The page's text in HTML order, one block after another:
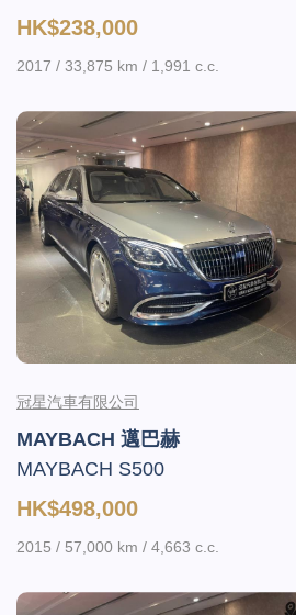
HK$238,000
2017 / 33,875 km / 1,991 c.c.
冠星汽車有限公司
MAYBACH 邁巴赫
MAYBACH S500
HK$498,000
2015 / 57,000 km / 4,663 c.c.